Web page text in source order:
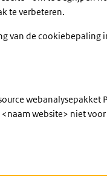
te verbeteren.
de cookiebepaling
webanalysepakket
website> niet